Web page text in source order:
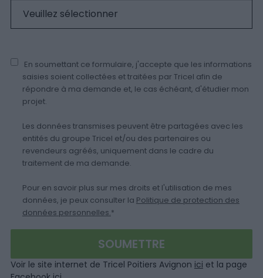
En soumettant ce formulaire, j'accepte que les informations
saisies soient collectées et traitées par Tricel afin de
répondre à ma demande et, le cas échéant, d'étudier mon
projet.
Les données transmises peuvent être partagées avec les
entités du groupe Tricel et/ou des partenaires ou
revendeurs agréés, uniquement dans le cadre du
traitement de ma demande.
Pour en savoir plus sur mes droits et l'utilisation de mes
données, je peux consulter la Politique de protection des
données personnelles.*
Voir le site internet de Tricel Poitiers Avignon ici et la page